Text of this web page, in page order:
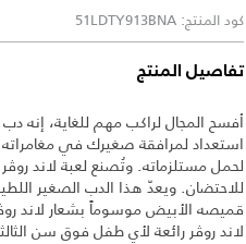
كود المنتج: 51LDTY913BNA
تفاصيل المنتج
أفسح المجال لراكب مهم للغاية، إنه
استعداد لمرافقة صغيرك في
لحمل مستلزماته. وتُصنع لعبة لاند
للاحتضان. ويعدّ هذا الدب الصغير
قميصه الأبيض موسوماً بشعار لاند
لاند روڤر رائعة لأي طفل فوق سن